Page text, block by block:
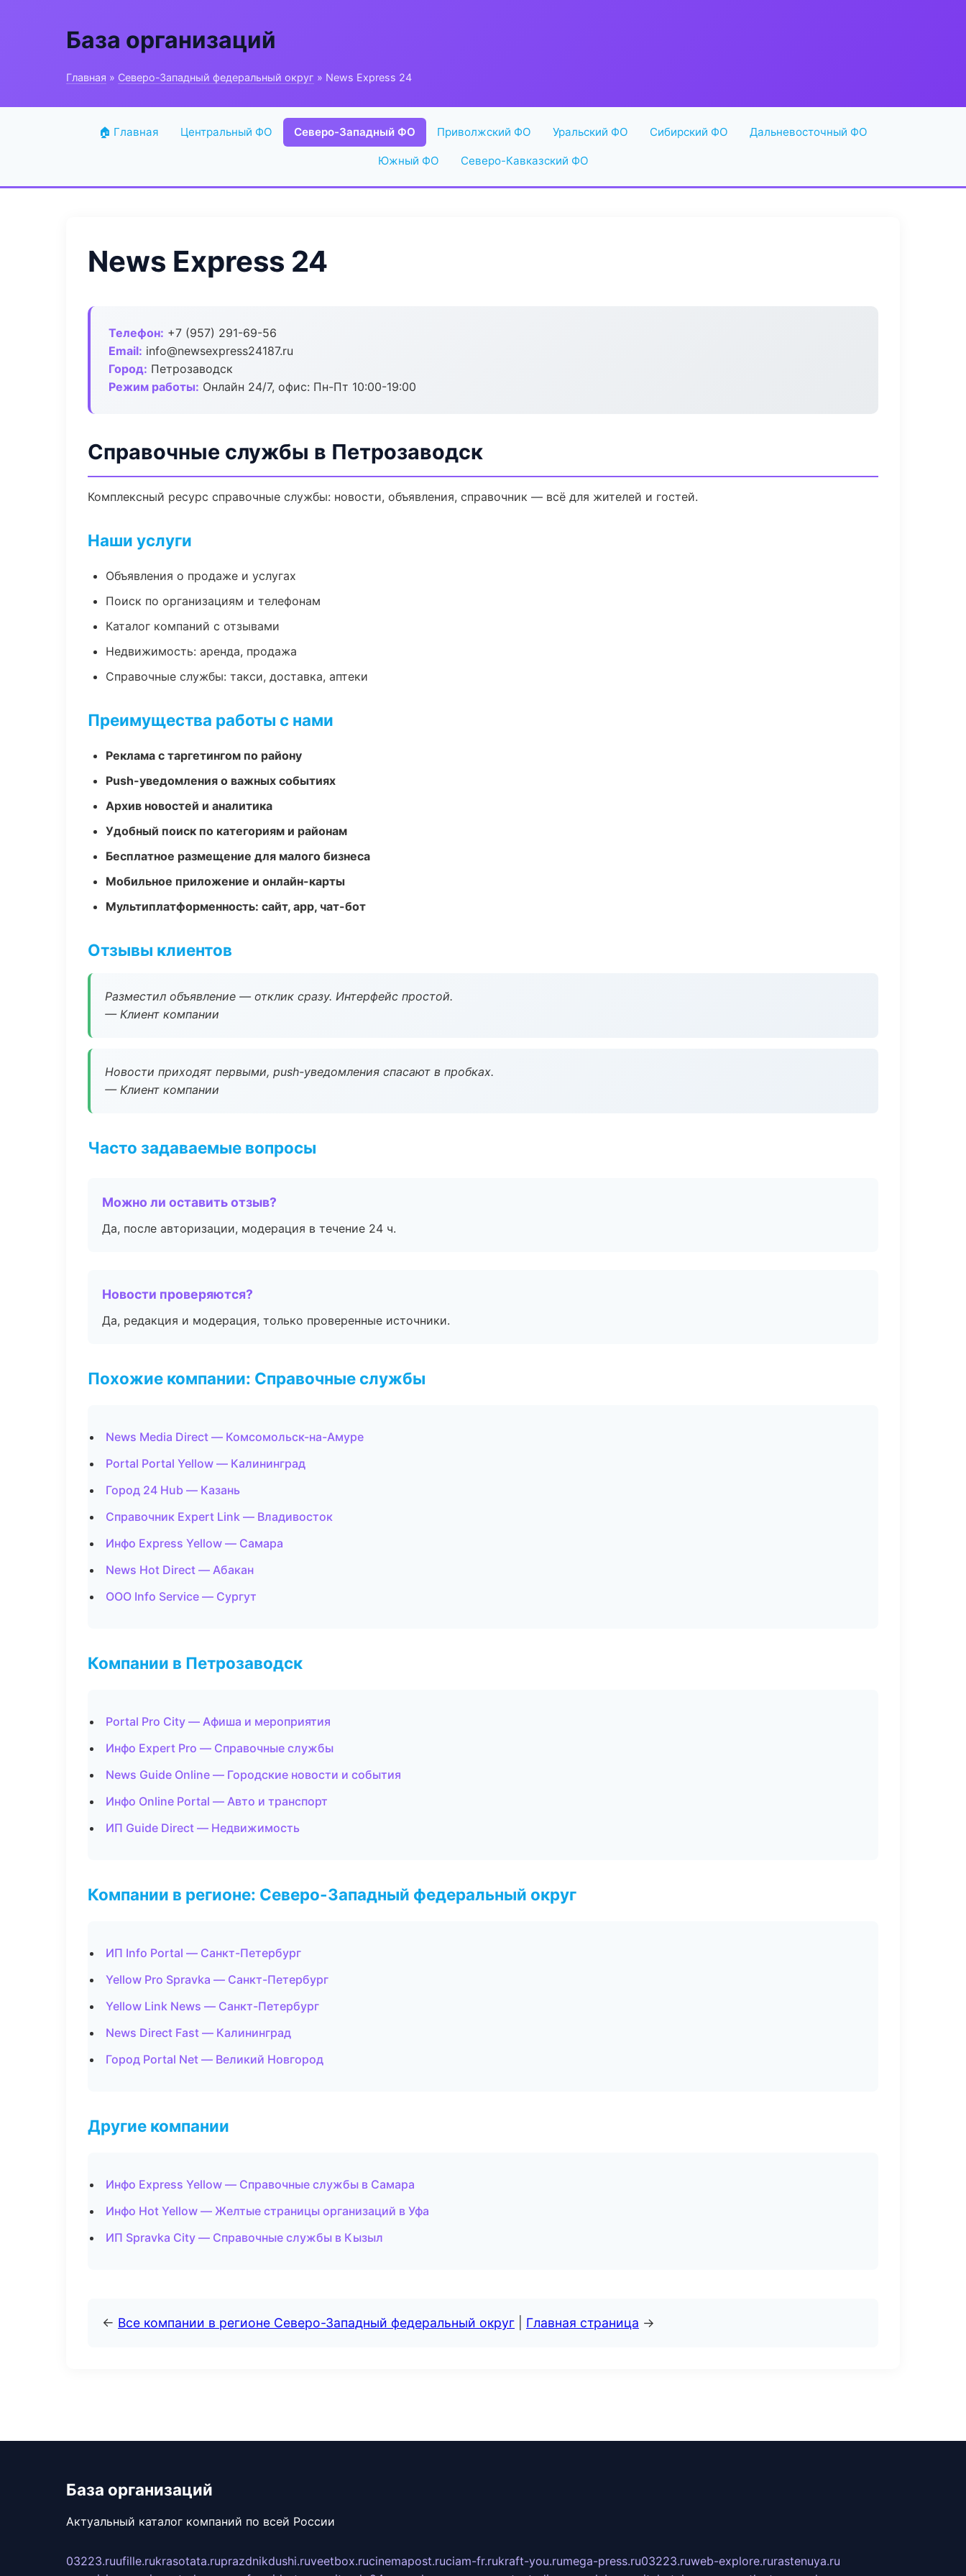
База организаций
Главная » Северо-Западный федеральный округ » News Express 24
🏠 Главная Центральный ФО Северо-Западный ФО Приволжский ФО Уральский ФО Сибирский ФО Дальневосточный ФО
Южный ФО Северо-Кавказский ФО
News Express 24
Телефон: +7 (957) 291-69-56
Email: info@newsexpress24187.ru
Город: Петрозаводск
Режим работы: Онлайн 24/7, офис: Пн-Пт 10:00-19:00
Справочные службы в Петрозаводск
Комплексный ресурс справочные службы: новости, объявления, справочник — всё для жителей и гостей.
Наши услуги
Объявления о продаже и услугах
Поиск по организациям и телефонам
Каталог компаний с отзывами
Недвижимость: аренда, продажа
Справочные службы: такси, доставка, аптеки
Преимущества работы с нами
Реклама с таргетингом по району
Push-уведомления о важных событиях
Архив новостей и аналитика
Удобный поиск по категориям и районам
Бесплатное размещение для малого бизнеса
Мобильное приложение и онлайн-карты
Мультиплатформенность: сайт, app, чат-бот
Отзывы клиентов
Разместил объявление — отклик сразу. Интерфейс простой.
— Клиент компании
Новости приходят первыми, push-уведомления спасают в пробках.
— Клиент компании
Часто задаваемые вопросы
Можно ли оставить отзыв?
Да, после авторизации, модерация в течение 24 ч.
Новости проверяются?
Да, редакция и модерация, только проверенные источники.
Похожие компании: Справочные службы
News Media Direct — Комсомольск-на-Амуре
Portal Portal Yellow — Калининград
Город 24 Hub — Казань
Справочник Expert Link — Владивосток
Инфо Express Yellow — Самара
News Hot Direct — Абакан
ООО Info Service — Сургут
Компании в Петрозаводск
Portal Pro City — Афиша и мероприятия
Инфо Expert Pro — Справочные службы
News Guide Online — Городские новости и события
Инфо Online Portal — Авто и транспорт
ИП Guide Direct — Недвижимость
Компании в регионе: Северо-Западный федеральный округ
ИП Info Portal — Санкт-Петербург
Yellow Pro Spravka — Санкт-Петербург
Yellow Link News — Санкт-Петербург
News Direct Fast — Калининград
Город Portal Net — Великий Новгород
Другие компании
Инфо Express Yellow — Справочные службы в Самара
Инфо Hot Yellow — Желтые страницы организаций в Уфа
ИП Spravka City — Справочные службы в Кызыл
← Все компании в регионе Северо-Западный федеральный округ Главная страница →
База организаций
Актуальный каталог компаний по всей России
03223.ruufille.rukrasotata.ruprazdnikdushi.ruveetbox.rucinemapost.ruciam-fr.rukraft-you.rumega-press.ru03223.ruweb-explore.rurastenuya.ru